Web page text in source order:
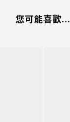
您可能喜歡...